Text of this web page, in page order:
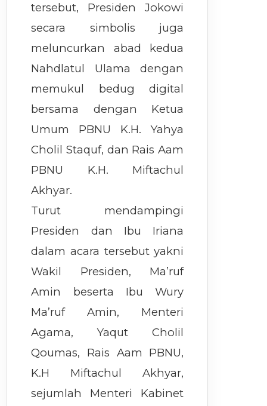
tersebut, Presiden Jokowi
secara simbolis juga
meluncurkan abad kedua
Nahdlatul Ulama dengan
memukul bedug digital
bersama dengan Ketua
Umum PBNU K.H. Yahya
Cholil Staquf, dan Rais Aam
PBNU K.H. Miftachul
Akhyar.
Turut mendampingi
Presiden dan Ibu Iriana
dalam acara tersebut yakni
Wakil Presiden, Ma’ruf
Amin beserta Ibu Wury
Ma’ruf Amin, Menteri
Agama, Yaqut Cholil
Qoumas, Rais Aam PBNU,
K.H Miftachul Akhyar,
sejumlah Menteri Kabinet